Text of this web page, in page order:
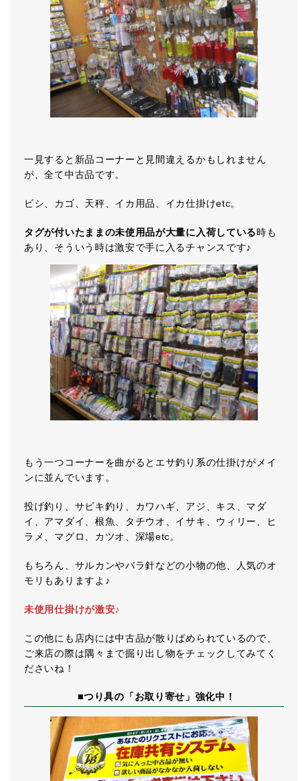
一見すると新品コーナーと見間違えるかもしれません
が、全て中古品です。
ビシ、カゴ、天秤、イカ用品、イカ仕掛けetc。
タグが付いたままの未使用品が大量に入荷している時も
あり、そういう時は激安で手に入るチャンスです♪
もう一つコーナーを曲がるとエサ釣り系の仕掛けがメイ
ンに並んでいます。
投げ釣り、サビキ釣り、カワハギ、アジ、キス、マダ
イ、アマダイ、根魚、タチウオ、イサキ、ウィリー、ヒ
ラメ、マグロ、カツオ、深場etc。
もちろん、サルカンやバラ針などの小物の他、人気のオ
モリもありますよ♪
未使用仕掛けが激安♪
この他にも店内には中古品が散りばめられているので、
ご来店の際は隅々まで掘り出し物をチェックしてみてく
ださいね！
■つり具の「お取り寄せ」強化中！